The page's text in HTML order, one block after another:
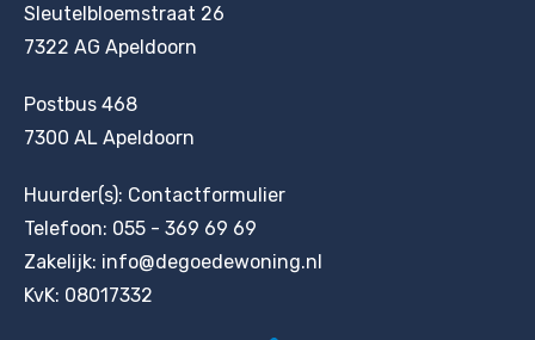
Sleutelbloemstraat 26
7322 AG Apeldoorn
Postbus 468
7300 AL Apeldoorn
Huurder(s): Contactformulier
Telefoon: 055 - 369 69 69
Zakelijk: info@degoedewoning.nl
KvK: 08017332